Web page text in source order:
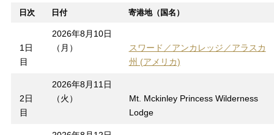
日次 日付 寄港地（国名）
1日
目
2026年8月10日
（月）
スワード／アンカレッジ／アラスカ
州 (アメリカ)
2日
目
2026年8月11日
（火）
Mt. Mckinley Princess Wilderness
Lodge